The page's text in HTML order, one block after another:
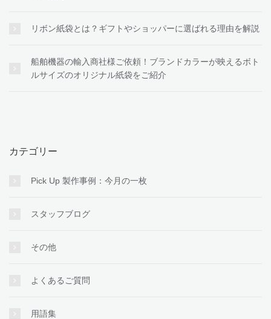
リボン紙袋とは？ギフトやショッパーに選ばれる理由を解説
船舶機器の輸入商社様ご依頼！ブランドカラーが映えるボト
ルサイズのオリジナル紙袋をご紹介
カテゴリー
Pick Up 製作事例：今月の一枚
スタッフブログ
その他
よくあるご質問
用語集